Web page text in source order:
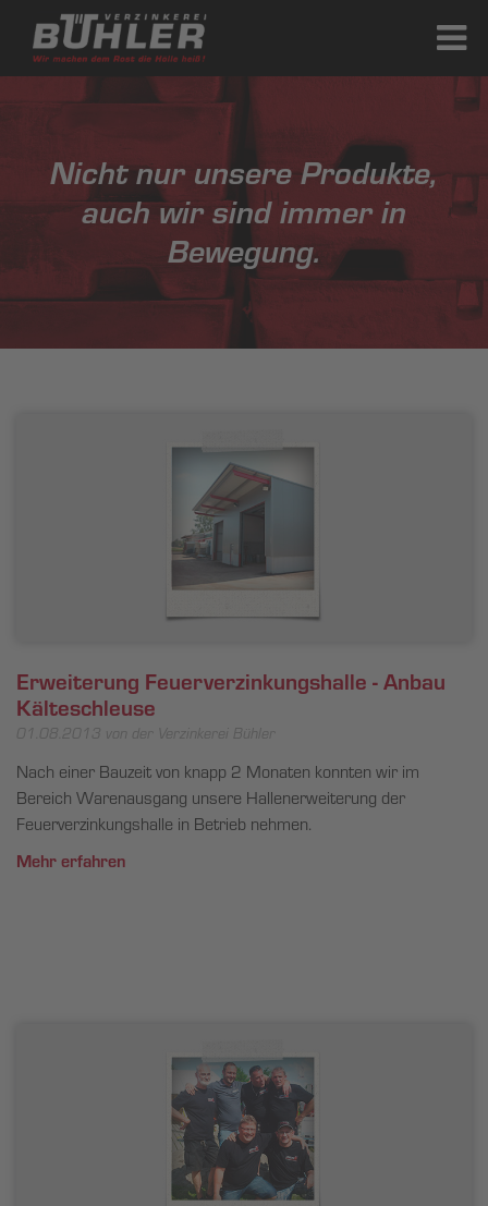
Nicht nur unsere Produkte,
auch wir sind immer in
Bewegung.
Erweiterung Feuerverzinkungshalle - Anbau
Kälteschleuse
01.08.2013 von der Verzinkerei Bühler
Nach einer Bauzeit von knapp 2 Monaten konnten wir im
Bereich Warenausgang unsere Hallenerweiterung der
Feuerverzinkungshalle in Betrieb nehmen.
Mehr erfahren